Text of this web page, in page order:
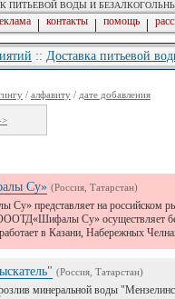
ПИТЬЕВОЙ ВОДЫ И
| контакты | помощь |
:: Доставка питьевой
/ алфавиту / дате добавления
>
Су» (Россия, Татарстан)
представляет на российском
Су» осуществляет
в Казани, Набережных
(Россия, Татарстан)
минеральной воды